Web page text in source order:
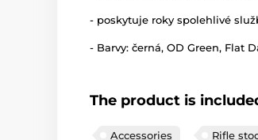
- poskytuje roky spolehlivé
- Barvy: černá, OD Green, Flat
The product is
Accessories Rifle